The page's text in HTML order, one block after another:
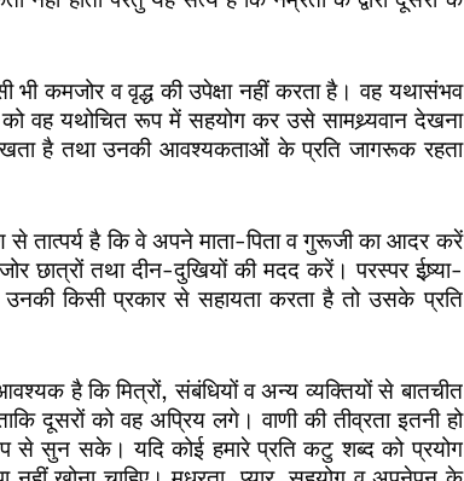
वृद्ध की उपेक्षा नहीं करता है। वह यथासंभव
वह यथोचित रूप में सहयोग कर उसे सामथ्र्यवान देखना
है तथा उनकी आवश्यकताओं के प्रति जागरूक रहता
कि वे अपने माता-पिता व गुरूजी का आदर करें
तथा दीन-दुखियों की मदद करें। परस्पर ईष्र्या-
किसी प्रकार से सहायता करता है तो उसके प्रति
संबंधियों व अन्य व्यक्तियों से बातचीत
दूसरों को वह अप्रिय लगे। वाणी की तीव्रता इतनी हो
से सुन सके। यदि कोई हमारे प्रति कटु शब्द को प्रयोग